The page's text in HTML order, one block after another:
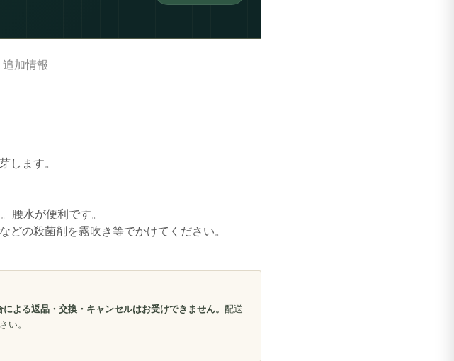
追加情報
ます。
腰水が便利です。
の殺菌剤を霧吹き等でかけてください。
による返品・交換・キャンセルはお受けできません。 配送
い。